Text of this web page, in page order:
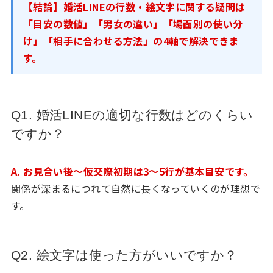
【結論】婚活LINEの行数・絵文字に関する疑問は
「目安の数値」「男女の違い」「場面別の使い分
け」「相手に合わせる方法」の4軸で解決できま
す。
Q1. 婚活LINEの適切な行数はどのくらい
ですか？
A. お見合い後〜仮交際初期は3〜5行が基本目安です。
関係が深まるにつれて自然に長くなっていくのが理想で
す。
Q2. 絵文字は使った方がいいですか？